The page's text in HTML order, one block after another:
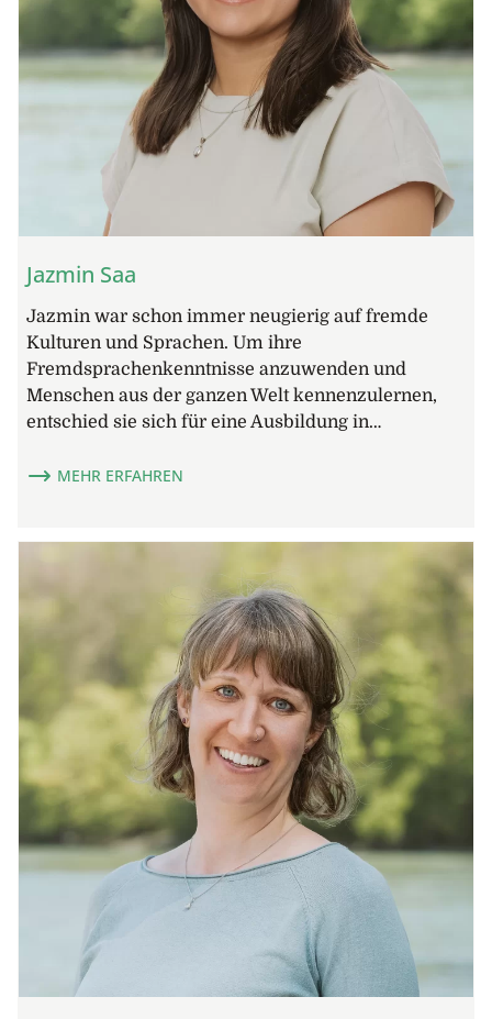
Jazmin Saa
Jazmin war schon immer neugierig auf fremde
Kulturen und Sprachen. Um ihre
Fremdsprachenkenntnisse anzuwenden und
Menschen aus der ganzen Welt kennenzulernen,
entschied sie sich für eine Ausbildung in…
MEHR ERFAHREN